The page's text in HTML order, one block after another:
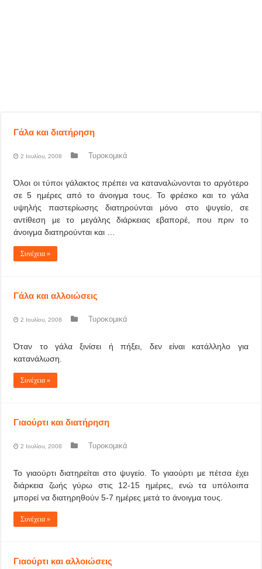
Γάλα και διατήρηση
2 Ιουλίου, 2008 Τυροκομικά
Όλοι οι τύποι γάλακτος πρέπει να καταναλώνονται το αργότερο
σε 5 ημέρες από το άνοιγμα τους. Το φρέσκο και το γάλα
υψηλής παστερίωσης διατηρούνται μόνο στο ψυγείο, σε
αντίθεση με το μεγάλης διάρκειας εβαπορέ, που πριν το
άνοιγμα διατηρούνται και …
Συνέχεια »
Γάλα και αλλοιώσεις
2 Ιουλίου, 2008 Τυροκομικά
Όταν το γάλα ξινίσει ή πήξει, δεν είναι κατάλληλο για
κατανάλωση.
Συνέχεια »
Γιαούρτι και διατήρηση
2 Ιουλίου, 2008 Τυροκομικά
Το γιαούρτι διατηρείται στο ψυγείο. Το γιαούρτι με πέτσα έχει
διάρκεια ζωής γύρω στις 12-15 ημέρες, ενώ τα υπόλοιπα
μπορεί να διατηρηθούν 5-7 ημέρες μετά το άνοιγμα τους.
Συνέχεια »
Γιαούρτι και αλλοιώσεις